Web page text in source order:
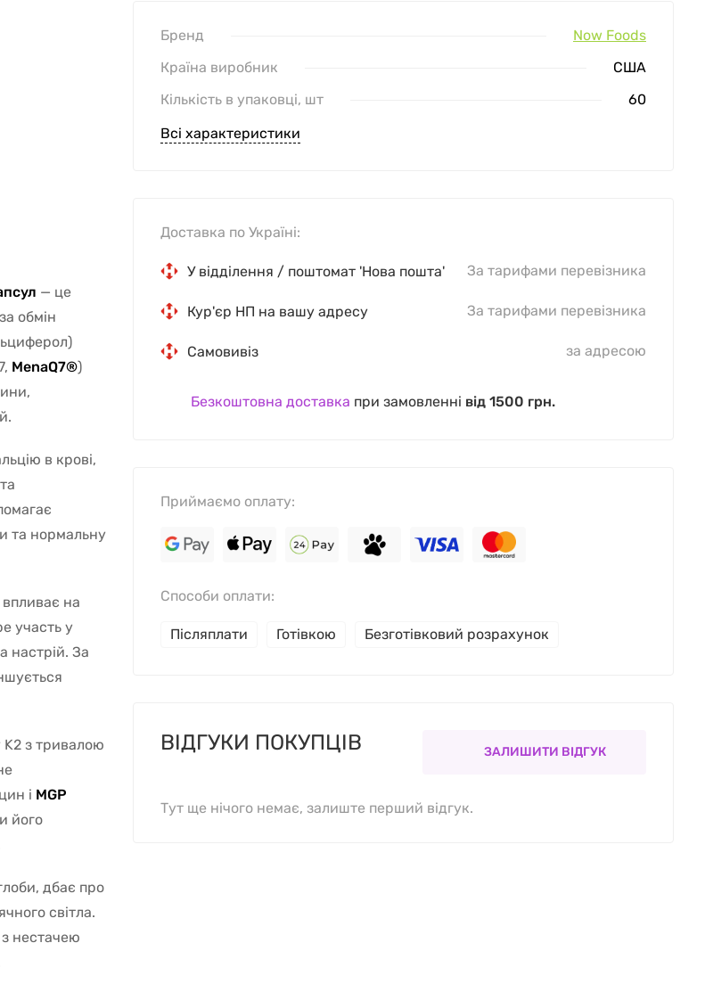
— це
обмін
MenaQ7®)
в крові,
та нормальну
на
участь у
настрій. За
K2 з тривалою
і MGP
його
дбає про
світла.
з нестачею
Доставка по Україні:
У відділення / поштомат 'Нова пошта' За тарифами перевізника
Кур'єр НП на вашу адресу За тарифами перевізника
Самовивіз за адресою
Безкоштовна доставка при замовленні від 1500 грн.
Приймаємо оплату:
Способи оплати:
Післяплати Готівкою Безготівковий розрахунок
Бренд
Now Foods
Країна виробник
США
Кількість в упаковці, шт
60
Всі характеристики
ВІДГУКИ ПОКУПЦІВ ЗАЛИШИТИ ВІДГУК
Тут ще нічого немає, залиште перший відгук.